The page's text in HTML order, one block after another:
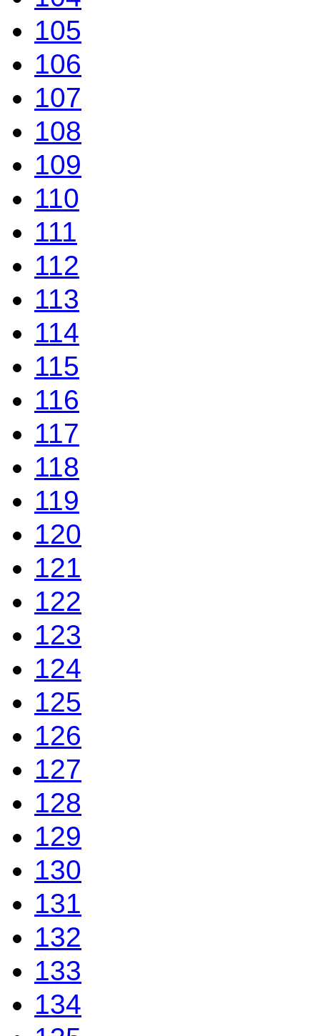
105
106
107
108
109
110
111
112
113
114
115
116
117
118
119
120
121
122
123
124
125
126
127
128
129
130
131
132
133
134